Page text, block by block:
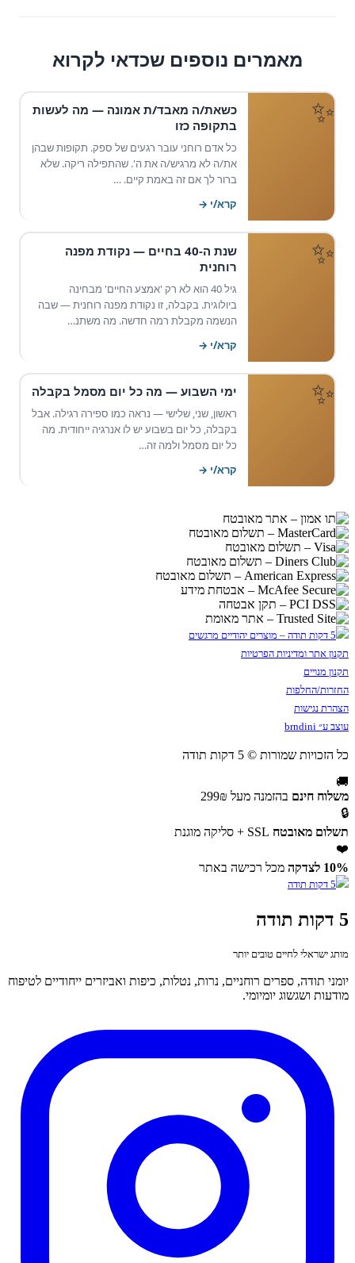
מאמרים נוספים שכדאי לקרוא
כשאת/ה מאבד/ת אמונה — מה לעשות
בתקופה כזו
כל אדם רוחני עובר רגעים של ספק. תקופות שבהן
את/ה לא מרגיש/ה את ה'. שהתפילה ריקה. שלא
ברור לך אם זה באמת קיים. …
קרא/י →
שנת ה-40 בחיים — נקודת מפנה
רוחנית
גיל 40 הוא לא רק 'אמצע החיים' מבחינה
ביולוגית. בקבלה, זו נקודת מפנה רוחנית — שבה
הנשמה מקבלת רמה חדשה. מה משתנ…
קרא/י →
ימי השבוע — מה כל יום מסמל בקבלה
ראשון, שני, שלישי — נראה כמו ספירה רגילה. אבל
בקבלה, כל יום בשבוע יש לו אנרגיה ייחודית. מה
כל יום מסמל ולמה זה…
קרא/י →
תקנון אתר ומדיניות הפרטיות
תקנון מנויים
החזרות/החלפות
הצהרת נגישות
עוצב ע״ brndini
כל הזכויות שמורות © 5 דקות תודה
🚚
משלוח חינם בהזמנה מעל 299₪
🔒
תשלום מאובטח SSL + סליקה מוגנת
❤️
10% לצדקה
מכל רכישה באתר
5 דקות תודה
מותג ישראלי לחיים טובים יותר
יומני תודה, ספרים רוחניים, נרות, נטלות, כיפות ואביזרים ייחודיים לטיפוח
מודעות ושגשוג יומיומי.